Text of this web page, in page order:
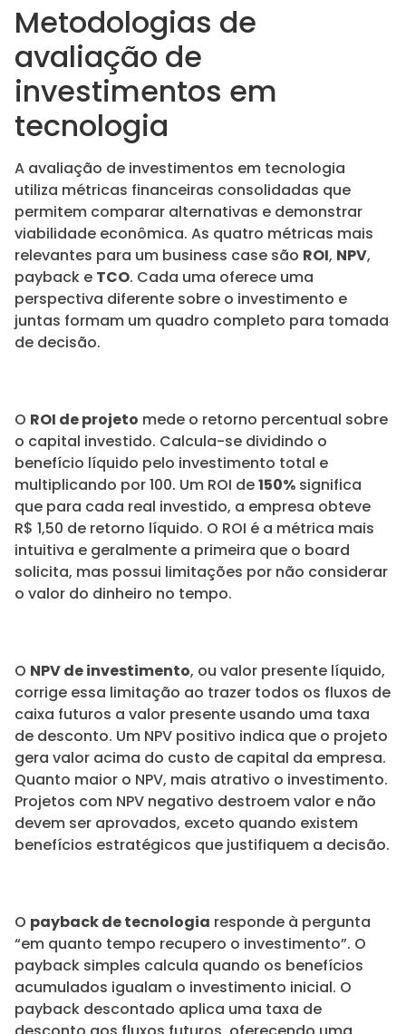
Metodologias de
avaliação de
investimentos em
tecnologia
A avaliação de investimentos em tecnologia
utiliza métricas financeiras consolidadas que
permitem comparar alternativas e demonstrar
viabilidade econômica. As quatro métricas mais
relevantes para um business case são ROI, NPV,
payback e TCO. Cada uma oferece uma
perspectiva diferente sobre o investimento e
juntas formam um quadro completo para tomada
de decisão.
O ROI de projeto mede o retorno percentual sobre
o capital investido. Calcula-se dividindo o
benefício líquido pelo investimento total e
multiplicando por 100. Um ROI de150% significa
que para cada real investido, a empresa obteve
R$ 1,50 de retorno líquido. O ROI é a métrica mais
intuitiva e geralmente a primeira que o board
solicita, mas possui limitações por não considerar
o valor do dinheiro no tempo.
O NPV de investimento, ou valor presente líquido,
corrige essa limitação ao trazer todos os fluxos de
caixa futuros a valor presente usando uma taxa
de desconto. Um NPV positivo indica que o projeto
gera valor acima do custo de capital da empresa.
Quanto maior o NPV, mais atrativo o investimento.
Projetos com NPV negativo destroem valor e não
devem ser aprovados, exceto quando existem
benefícios estratégicos que justifiquem a decisão.
O payback de tecnologia responde à pergunta
“em quanto tempo recupero o investimento”. O
payback simples calcula quando os benefícios
acumulados igualam o investimento inicial. O
payback descontado aplica uma taxa de